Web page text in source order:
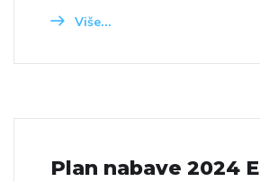
Više...
Plan nabave 2024